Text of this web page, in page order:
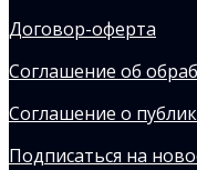
Договор-оферта
Соглашение об
Соглашение о
Подписаться на